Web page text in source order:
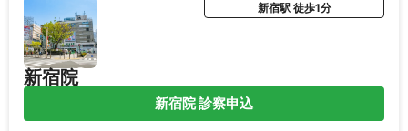
新宿院
新宿駅 徒歩1分
新宿院 診察申込